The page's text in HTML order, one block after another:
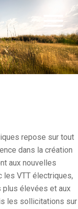
repose sur tout
dans la création
aux nouvelles
VTT électriques,
plus élevées et aux
les sollicitations sur